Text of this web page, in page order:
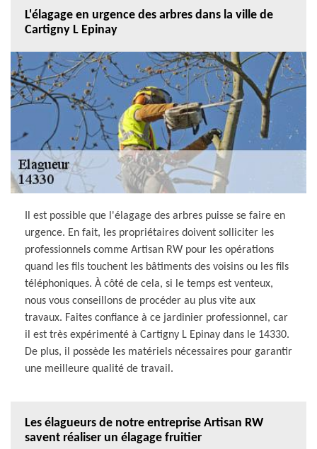
L'élagage en urgence des arbres dans la ville de
Cartigny L Epinay
Il est possible que l'élagage des arbres puisse se faire en
urgence. En fait, les propriétaires doivent solliciter les
professionnels comme Artisan RW pour les opérations
quand les fils touchent les bâtiments des voisins ou les fils
téléphoniques. À côté de cela, si le temps est venteux,
nous vous conseillons de procéder au plus vite aux
travaux. Faites confiance à ce jardinier professionnel, car
il est très expérimenté à Cartigny L Epinay dans le 14330.
De plus, il possède les matériels nécessaires pour garantir
une meilleure qualité de travail.
Les élagueurs de notre entreprise Artisan RW
savent réaliser un élagage fruitier